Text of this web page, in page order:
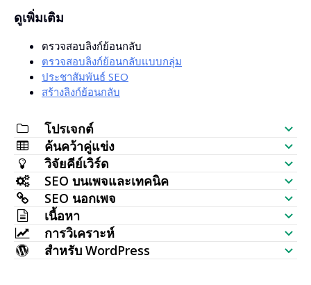
ดูเพิ่มเติม
ตรวจสอบลิงก์ย้อนกลับ
ตรวจสอบลิงก์ย้อนกลับแบบกลุ่ม
ประชาสัมพันธ์ SEO
สร้างลิงก์ย้อนกลับ
โปรเจกต์
รายการตรวจสอบ SEO
ค้นคว้าคู่แข่ง
เช็กการมองเห็นเว็บไซต์
วิเคราะห์ SERP
วิจัยคีย์เวิร์ด
ตัวสร้างคีย์เวิร์ด
เช็กปริมาณค้นหาจำนวนมาก
ไอเดียคีย์เวิร์ด (ข้อมูลสด)
SEO บนเพจและเทคนิค
ตรวจสอบ SEO
ตำแหน่งคีย์เวิร์ด
HTTP Request
SEO นอกเพจ
ตัวตรวจสอบแบ็กลิงก์
หน้าที่มีลิงก์มากที่สุด
เนื้อหา
ตัวสร้างบทความ AI
การวิเคราะห์
ตรวจสอบอันดับคีย์เวิร์ด
สำหรับ WordPress